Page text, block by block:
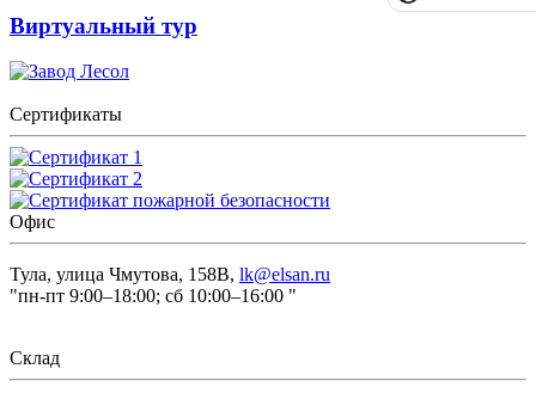
Виртуальный тур
Сертификаты
Офис
Тула, улица Чмутова, 158В, lk@elsan.ru
"пн-пт 9:00–18:00; сб 10:00–16:00 "
Склад